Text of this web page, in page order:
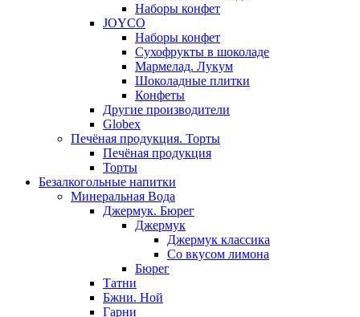
Наборы конфет
JOYCO
Наборы конфет
Сухофрукты в шоколаде
Мармелад. Лукум
Шоколадные плитки
Конфеты
Другие производители
Globex
Печёная продукция. Торты
Печёная продукция
Торты
Безалкогольные напитки
Минеральная Вода
Джермук. Бюрег
Джермук
Джермук классика
Со вкусом лимона
Бюрег
Татни
Бжни. Ной
Гарни